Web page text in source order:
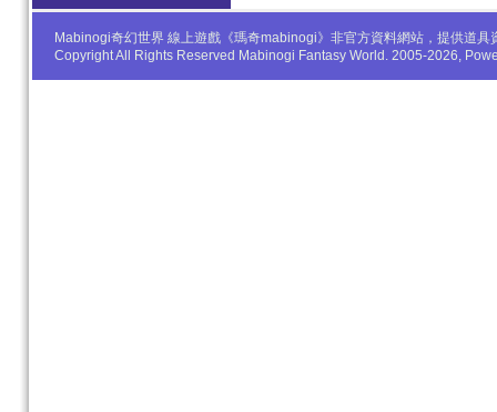
Mabinogi奇幻世界 線上遊戲《瑪奇mabinogi》非官方資料網站，提供道
Copyright All Rights Reserved Mabinogi Fantasy World. 2005-2026,